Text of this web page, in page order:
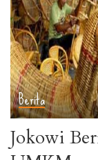
Berita
Jokowi